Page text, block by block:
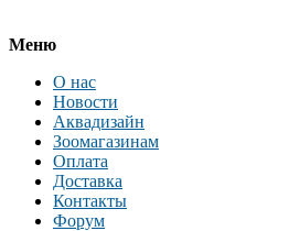
Меню
О нас
Новости
Аквадизайн
Зоомагазинам
Оплата
Доставка
Контакты
Форум